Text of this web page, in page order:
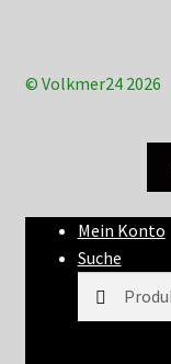
© Volkmer24 2026
Mein Konto
Suche
nach: